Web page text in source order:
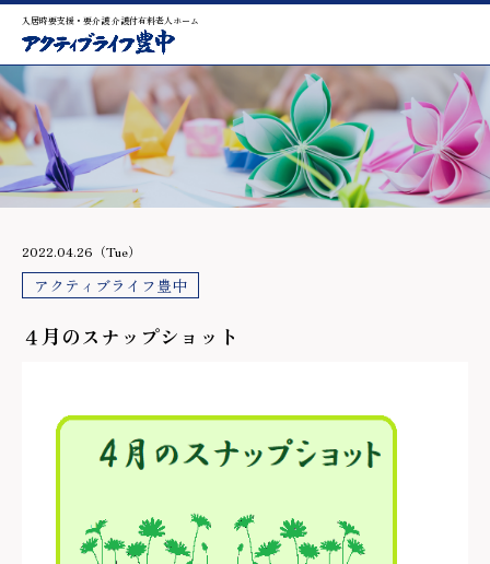
入居時要支援・要介護 介護付有料老人ホーム
2022.04.26（Tue）
アクティブライフ豊中
４月のスナップショット